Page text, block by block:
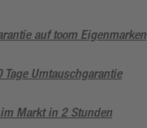
auf toom Eigenmarken
Tage Umtauschgarantie
Markt in 2 Stunden